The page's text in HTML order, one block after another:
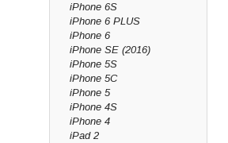
iPhone 6S
iPhone 6 PLUS
iPhone 6
iPhone SE (2016)
iPhone 5S
iPhone 5C
iPhone 5
iPhone 4S
iPhone 4
iPad 2